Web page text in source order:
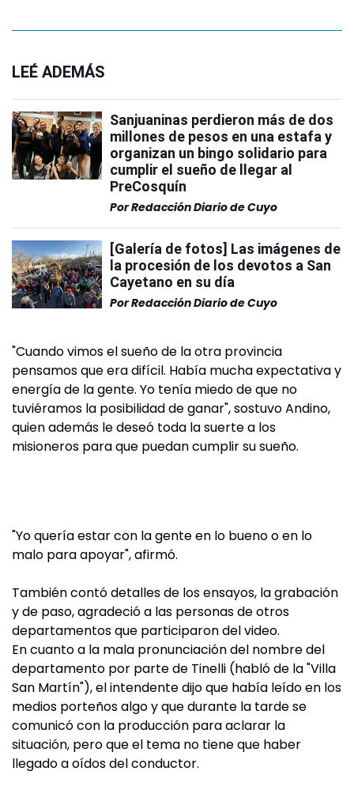
LEÉ ADEMÁS
Sanjuaninas perdieron más de dos
millones de pesos en una estafa y
organizan un bingo solidario para
cumplir el sueño de llegar al
PreCosquín
PorRedacción Diario de Cuyo
[Galería de fotos] Las imágenes de
la procesión de los devotos a San
Cayetano en su día
PorRedacción Diario de Cuyo
"Cuando vimos el sueño de la otra provincia
pensamos que era difícil. Había mucha expectativa y
energía de la gente. Yo tenía miedo de que no
tuviéramos la posibilidad de ganar", sostuvo Andino,
quien además le deseó toda la suerte a los
misioneros para que puedan cumplir su sueño.
"Yo quería estar con la gente en lo bueno o en lo
malo para apoyar", afirmó.
También contó detalles de los ensayos, la grabación
y de paso, agradeció a las personas de otros
departamentos que participaron del video.
En cuanto a la mala pronunciación del nombre del
departamento por parte de Tinelli (habló de la "Villa
San Martín"), el intendente dijo que había leído en los
medios porteños algo y que durante la tarde se
comunicó con la producción para aclarar la
situación, pero que el tema no tiene que haber
llegado a oídos del conductor.